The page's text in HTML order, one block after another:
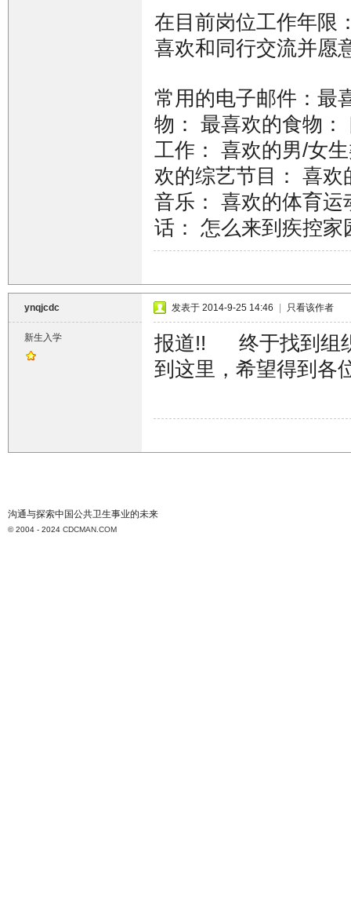
在目前岗位工作年限
喜欢和同行交流并愿
常用的电子邮件：最
物： 最喜欢的食物
工作： 喜欢的男/女
欢的综艺节目： 喜
音乐： 喜欢的体育
话： 怎么来到疾控家
ynqjcdc
新生入学
发表于 2014-9-25 14:46 只看该作者
报道!! 终于找到组
到这里，希望得到各
沟通与探索中国公共卫生事业的未来
© 2004 - 2024 CDCMAN.COM